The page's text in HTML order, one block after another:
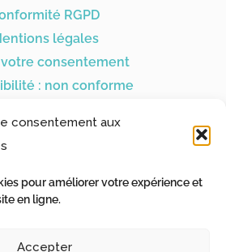
consentement aux
pour améliorer votre expérience et
en ligne.
Accepter
RGPD
légales
consentement
: non conforme
partenaires